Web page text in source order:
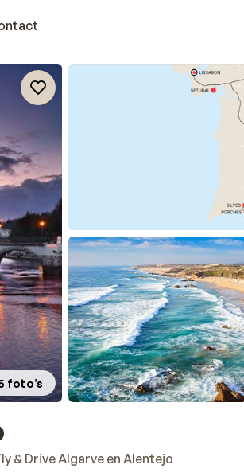
foto’s
& Drive Algarve en Alentejo